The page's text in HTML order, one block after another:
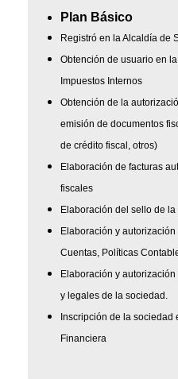
Plan Básico
Registró en la Alcaldía de
Obtención de usuario en
Impuestos Internos
Obtención de la
emisión de documentos
de crédito fiscal, otros)
Elaboración de facturas
fiscales
Elaboración del sello de
Elaboración y
Cuentas, Políticas
Elaboración y
y legales de la sociedad.
Inscripción de la
Financiera